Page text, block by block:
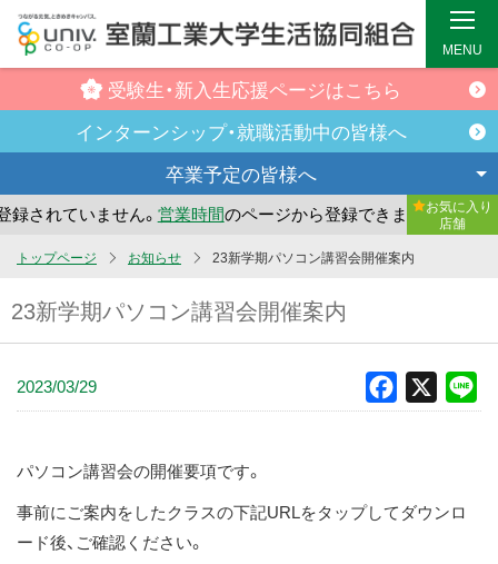
ン
コ
受験生・新入生応援ページはこちら
インターンシップ・就職活動中の皆様へ
卒業予定の皆様へ
れていません。営業時間のページから登録できます。 ま
お気に入り
店舗
MENU
トップページ お知らせ 23新学期パソコン講習会開催案内
23新学期パソコン講習会開催案内
2023/03/29 Facebook
パソコン講習会の開催要項です。
事前にご案内をしたクラスの下記URLをタップしてダウンロ
ード後、ご確認ください。